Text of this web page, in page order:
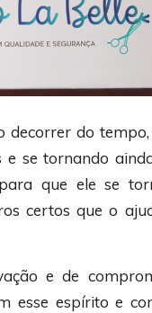
decorrer do
e se tornando
que ele se
certos que o
e de
esse espírito e